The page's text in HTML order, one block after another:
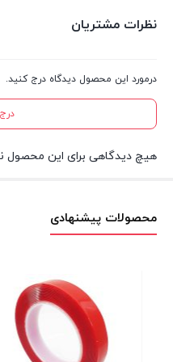
نظرات مشتریان
درمورد این محصول دیدگاه درج کنید.
هیچ دیدگاهی برای این
محصولات پیشنهادی